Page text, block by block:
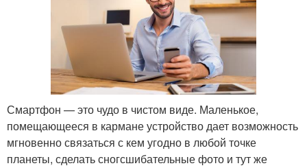
Смартфон — это чудо в чистом виде. Маленькое,
помещающееся в кармане устройство дает возможность
мгновенно связаться с кем угодно в любой точке
планеты, сделать сногсшибательные фото и тут же